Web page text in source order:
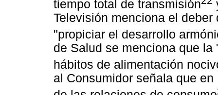
tiempo total de transmisión
Televisión menciona el
"propiciar el desarrollo
de Salud se menciona que
hábitos de alimentación
al Consumidor señala que